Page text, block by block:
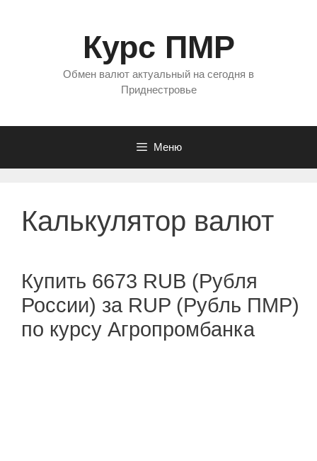
Курс ПМР
Обмен валют актуальный на сегодня в
Приднестровье
Меню
Калькулятор валют
Купить 6673 RUB (Рубля
России) за RUP (Рубль ПМР)
по курсу Агропромбанка